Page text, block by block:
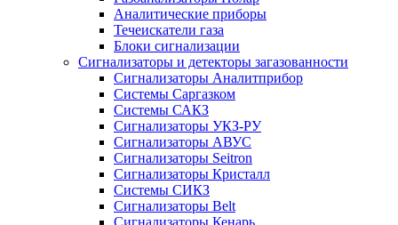
Аналитические приборы
Течеискатели газа
Блоки сигнализации
Сигнализаторы и детекторы загазованности
Сигнализаторы Аналитприбор
Системы Саргазком
Системы САКЗ
Сигнализаторы УКЗ-РУ
Сигнализаторы АВУС
Сигнализаторы Seitron
Сигнализаторы Кристалл
Системы СИКЗ
Сигнализаторы Belt
Сигнализаторы Кенарь